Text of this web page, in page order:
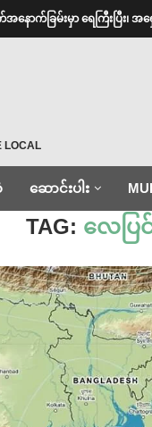
ောက်ခြမ်းမှာ ရေကြီးပြီး၊
LOCAL
ဆောင်းပါး
မှု
TAG: လေပြ